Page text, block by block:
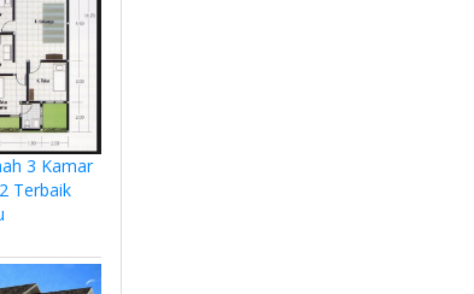
3 Kamar
Terbaik